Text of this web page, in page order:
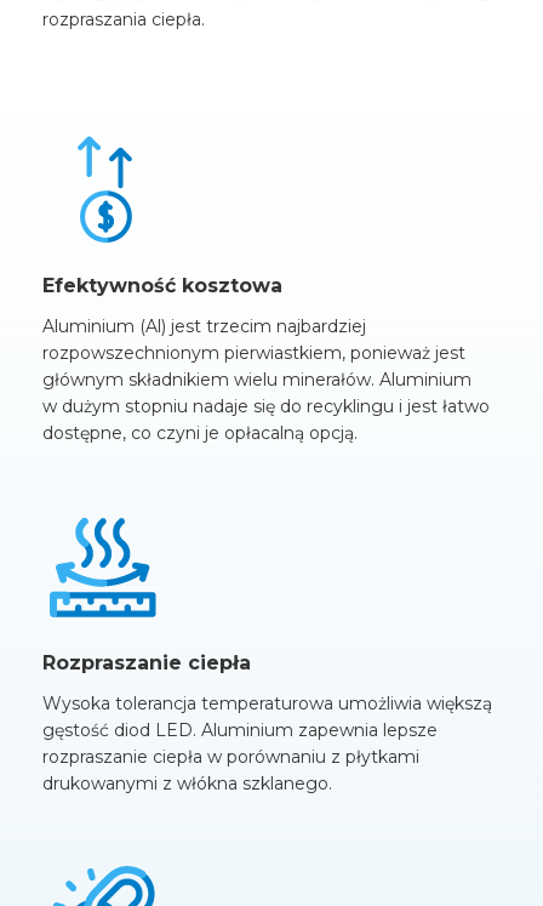
rozpraszania ciepła.
Efektywność kosztowa
Aluminium (Al) jest trzecim najbardziej
rozpowszechnionym pierwiastkiem, ponieważ jest
głównym składnikiem wielu minerałów. Aluminium
w dużym stopniu nadaje się do recyklingu i jest łatwo
dostępne, co czyni je opłacalną opcją.
Rozpraszanie ciepła
Wysoka tolerancja temperaturowa umożliwia większą
gęstość diod LED. Aluminium zapewnia lepsze
rozpraszanie ciepła w porównaniu z płytkami
drukowanymi z włókna szklanego.